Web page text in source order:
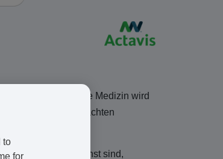
Die Medizin wird
Protozoen verursachten
sie nicht so ernst sind,
to
for